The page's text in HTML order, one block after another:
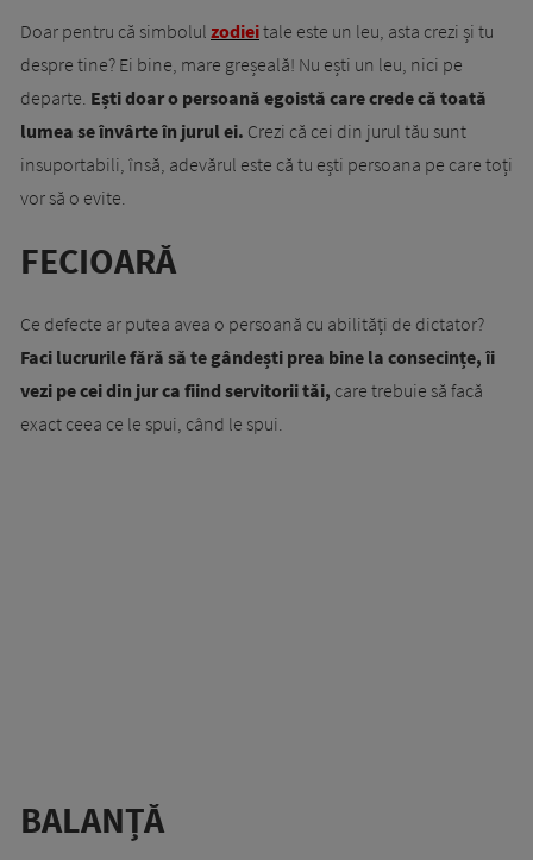
Doar pentru că simbolul zodieitale este un leu, asta crezi și tu
despre tine? Ei bine, mare greșeală! Nu ești un leu, nici pe
departe. Ești doar o persoană egoistă care crede că toată
lumea se învârte în jurul ei. Crezi că cei din jurul tău sunt
insuportabili, însă, adevărul este că tu ești persoana pe care toți
vor să o evite.
FECIOARĂ
Ce defecte ar putea avea o persoană cu abilități de dictator?
Faci lucrurile fără să te gândești prea bine la consecințe, îi
vezi pe cei din jur ca fiind servitorii tăi, care trebuie să facă
exact ceea ce le spui, când le spui.
BALANȚĂ